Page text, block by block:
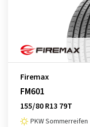
Firemax
FM601
155/80 R13 79T
PKW Sommerreifen